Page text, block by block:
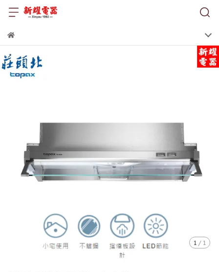
1 / 1